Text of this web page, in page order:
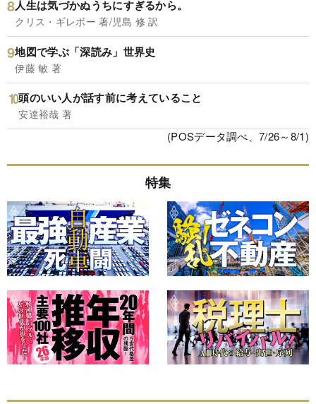
人生は気づかぬうちにすぎるから。
クリス・ギレボー 著/児島 修 訳
地図で学ぶ「深読み」世界史
伊藤 敏 著
頭のいい人が話す前に考えていること
安達裕哉 著
(POSデータ調べ、7/26～8/1)
特集